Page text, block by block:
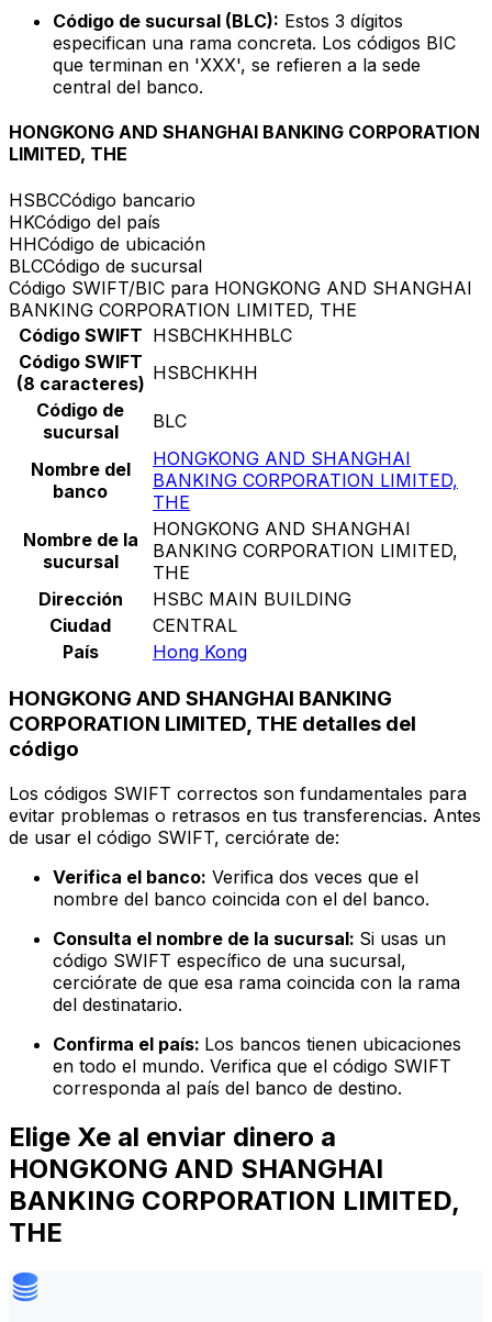
Código de sucursal (BLC): Estos 3 dígitos
especifican una rama concreta. Los códigos BIC
que terminan en 'XXX', se refieren a la sede
central del banco.
HONGKONG AND SHANGHAI BANKING CORPORATION
LIMITED, THE
HSBCCódigo bancario
HKCódigo del país
HHCódigo de ubicación
BLCCódigo de sucursal
Código SWIFT/BIC para HONGKONG AND SHANGHAI
BANKING CORPORATION LIMITED, THE
Código SWIFT HSBCHKHHBLC
Código SWIFT
(8 caracteres) HSBCHKHH
Código de
sucursal
BLC
Nombre del
banco
HONGKONG AND SHANGHAI
BANKING CORPORATION LIMITED,
THE
Nombre de la
sucursal
HONGKONG AND SHANGHAI
BANKING CORPORATION LIMITED,
THE
Dirección
HSBC MAIN BUILDING
Ciudad
CENTRAL
País
Hong Kong
HONGKONG AND SHANGHAI BANKING
CORPORATION LIMITED, THE detalles del
código
Los códigos SWIFT correctos son fundamentales para
evitar problemas o retrasos en tus transferencias. Antes
de usar el código SWIFT, cerciórate de:
Verifica el banco: Verifica dos veces que el
nombre del banco coincida con el del banco.
Consulta el nombre de la sucursal: Si usas un
código SWIFT específico de una sucursal,
cerciórate de que esa rama coincida con la rama
del destinatario.
Confirma el país: Los bancos tienen ubicaciones
en todo el mundo. Verifica que el código SWIFT
corresponda al país del banco de destino.
Elige Xe al enviar dinero a
HONGKONG AND SHANGHAI
BANKING CORPORATION LIMITED,
THE